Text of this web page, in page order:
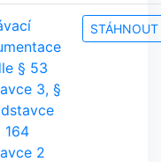
§ 53
3, §
164
2
STÁHNOUT